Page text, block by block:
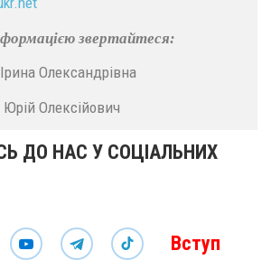
звертайтеся:
Олександрівна
Олексійович
ДО НАС У СОЦІАЛЬНИХ
Вступ